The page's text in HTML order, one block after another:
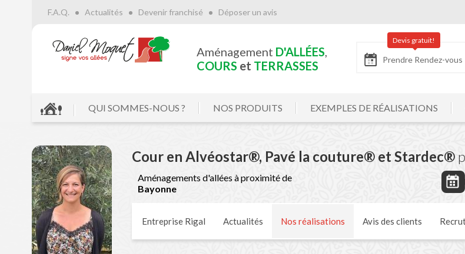
F.A.Q. Actualités Devenir franchisé Déposer un avis
Aménagement D'ALLÉES,
COURS et TERRASSES Prendre Rendez-vous
Devis gratuit!
QUI SOMMES-NOUS ? NOS PRODUITS EXEMPLES DE RÉALISATIONS
Cour en Alvéostar®, Pavé la couture® et Stardec®
Aménagements d'allées à proximité de
Bayonne
Entreprise Rigal Actualités Nos réalisations Avis des clients